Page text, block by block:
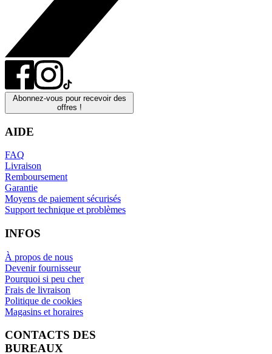
Abonnez-vous pour recevoir des
offres !
AIDE
FAQ
Livraison
Remboursement
Garantie
Moyens de paiement sécurisés
Support technique et problèmes
INFOS
À propos de nous
Devenir fournisseur
Pourquoi si peu cher
Frais de livraison
Politique de cookies
Magasins et horaires
CONTACTS DES
BUREAUX